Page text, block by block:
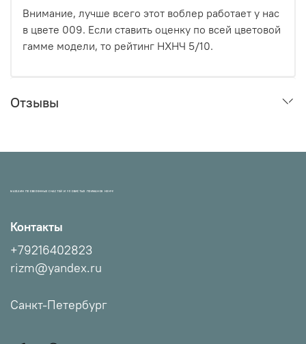
Внимание, лучше всего этот воблер работает у нас
в цвете 009. Если ставить оценку по всей цветовой
гамме модели, то рейтинг НХНЧ 5/10.
Отзывы
МАГАЗИН ПРОВЕРЕННЫХ СНАСТЕЙ И УЛОВИСТЫХ ПРИМАНОК НХНЧ!
Контакты
+79216402823
rizm@yandex.ru
Санкт-Петербург